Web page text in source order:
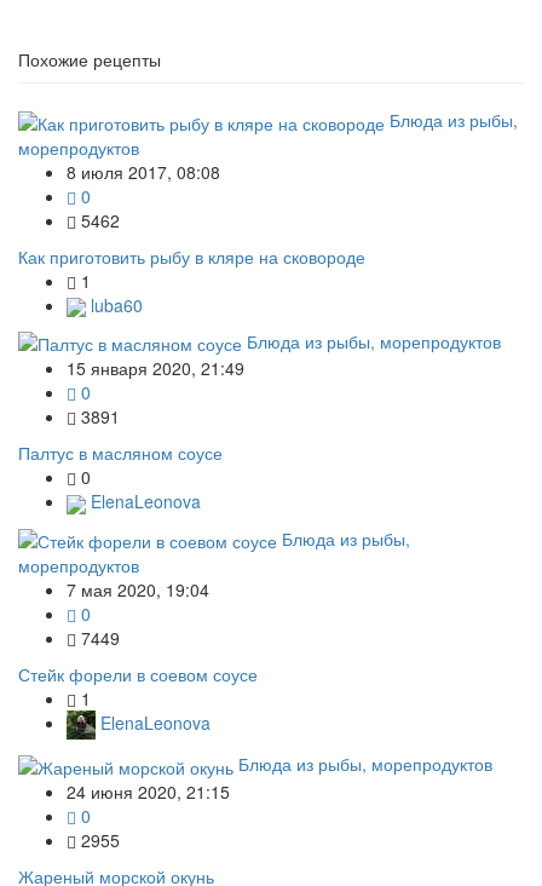
Похожие рецепты
Блюда из рыбы,
морепродуктов
8 июля 2017, 08:08
0
5462
Как приготовить рыбу в кляре на сковороде
1
luba60
Блюда из рыбы, морепродуктов
15 января 2020, 21:49
0
3891
Палтус в масляном соусе
0
ElenaLeonova
Блюда из рыбы,
морепродуктов
7 мая 2020, 19:04
0
7449
Стейк форели в соевом соусе
1
ElenaLeonova
Блюда из рыбы, морепродуктов
24 июня 2020, 21:15
0
2955
Жареный морской окунь